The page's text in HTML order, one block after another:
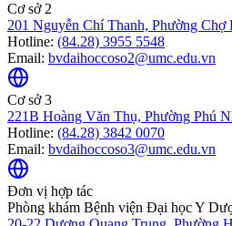
Cơ sở 2
201 Nguyễn Chí Thanh, Phường
Hotline: (84.28) 3955 5548
Email: bvdaihoccoso2@umc.edu.vn
Cơ sở 3
221B Hoàng Văn Thụ, Phường Phú
Hotline: (84.28) 3842 0070
Email: bvdaihoccoso3@umc.edu.vn
Đơn vị hợp tác
Phòng khám Bệnh viện Đại học Y